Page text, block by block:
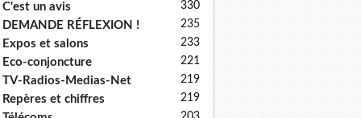
un avis 330
RÉFLEXION ! 235
et salons 233
conjoncture 221
Radios-Medias-Net 219
et chiffres 219